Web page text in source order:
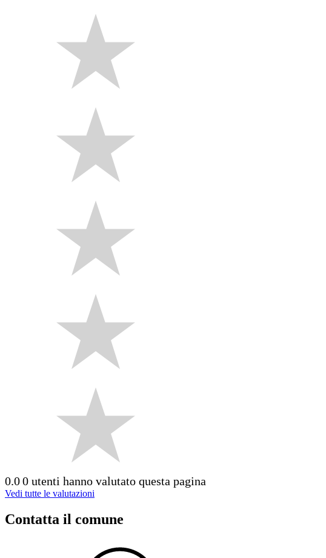
0.00 utenti hanno valutato questa pagina
Vedi tutte le valutazioni
Contatta il comune